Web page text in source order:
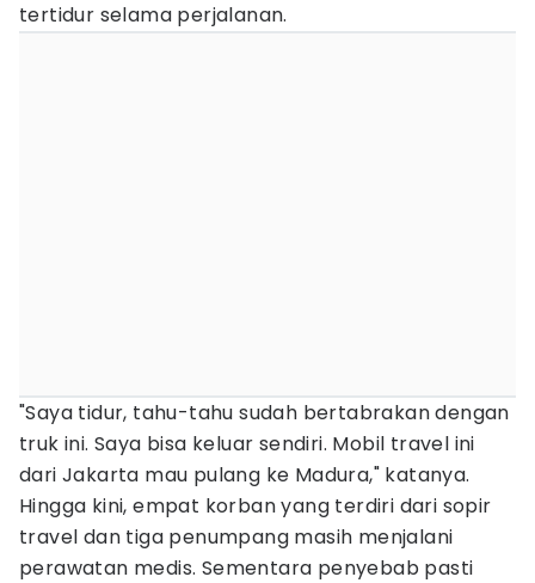
tertidur selama perjalanan.
"Saya tidur, tahu-tahu sudah bertabrakan dengan
truk ini. Saya bisa keluar sendiri. Mobil travel ini
dari Jakarta mau pulang ke Madura," katanya.
Hingga kini, empat korban yang terdiri dari sopir
travel dan tiga penumpang masih menjalani
perawatan medis. Sementara penyebab pasti